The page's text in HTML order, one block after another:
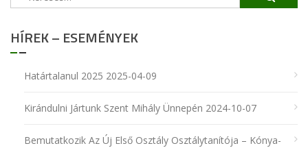
HÍREK – ESEMÉNYEK
Határtalanul 2025 2025-04-09
Kirándulni Jártunk Szent Mihály Ünnepén 2024-10-07
Bemutatkozik Az Új Első Osztály Osztálytanítója – Kónya-